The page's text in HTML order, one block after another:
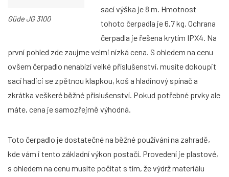
Güde JG 3100
sací výška je 8 m. Hmotnost
tohoto čerpadla je 6,7 kg. Ochrana
čerpadla je řešena krytím IPX4. Na
první pohled zde zaujme velmi nízká cena. S ohledem na cenu
ovšem čerpadlo nenabízí velké příslušenství, musíte dokoupit
sací hadici se zpětnou klapkou, koš a hladinový spínač a
zkrátka veškeré běžné příslušenství. Pokud potřebné prvky ale
máte, cena je samozřejmě výhodná.
Toto čerpadlo je dostatečné na běžné používání na zahradě,
kde vám i tento základní výkon postačí. Provedení je plastové,
s ohledem na cenu musíte počítat s tím, že výdrž materiálu